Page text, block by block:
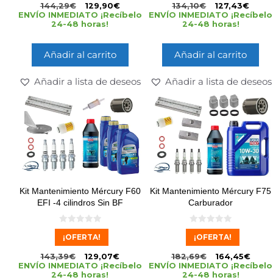
144,29€ 129,90€
ENVÍO INMEDIATO ¡Recíbelo
24-48 horas!
Añadir al carrito
Añadir a lista de deseos
134,10€ 127,43€
ENVÍO INMEDIATO ¡Recíbelo
24-48 horas!
Añadir al carrito
Añadir a lista de deseos
Kit Mantenimiento Mércury F60
EFI -4 cilindros Sin BF
0
e
¡OFERTA!
143,39€ 129,07€
ENVÍO INMEDIATO ¡Recíbelo
24-48 horas!
Kit Mantenimiento Mércury F75
Carburador
0
e
¡OFERTA!
182,69€ 164,45€
ENVÍO INMEDIATO ¡Recíbelo
24-48 horas!